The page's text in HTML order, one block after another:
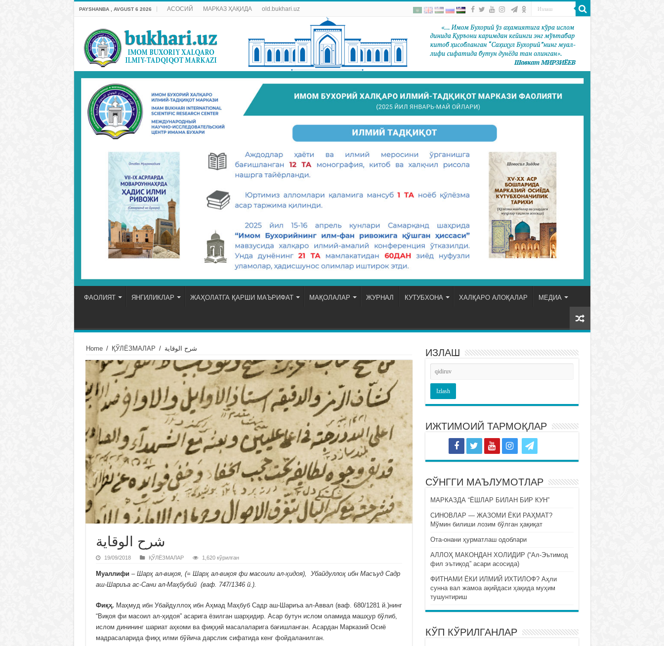
PAYSHANBA , AVGUST 6 2026 АСОСИЙ МАРКАЗ ҲАҚИДА old.bukhari.uz
ФАОЛИЯТ ЯНГИЛИКЛАР ЖАҲОЛАТГА ҚАРШИ МАЪРИФАТ МАҚОЛАЛАР ЖУРНАЛ КУТУБХОНА ХАЛҚАРО АЛОҚАЛАР МЕДИА
Home / ҚЎЛЁЗМАЛАР / شرح الوقاية
شرح الوقاية
19/09/2018 ҚЎЛЁЗМАЛАР 1,620 кўрилган
Муаллифи – Шарҳ ал-виқоя, (= Шарҳ ал-виқоя фи масоили ал-ҳидоя), Убайдуллоҳ ибн Масъуд Садр
аш-Шариъа ас-Сани ал-Маҳбубий (ваф. 747/1346 й.).
Фиқҳ. Маҳмуд ибн Убайдуллоҳ ибн Аҳмад Маҳбуб Садр аш-Шариъа ал-Аввал (ваф. 680/1281 й.)нинг
“Виқоя фи масоил ал-ҳидоя” асарига ёзилган шарҳидир. Асар бутун ислом оламида машҳур бўлиб,
ислом динининг шариат аҳкоми ва фиқҳий масалаларига бағишланган. Асардан Марказий Осиё
мадрасаларида фиқҳ илми бўйича дарслик сифатида кенг фойдаланилган.
ИЗЛАШ
ИЖТИМОИЙ ТАРМОҚЛАР
СЎНГГИ МАЪЛУМОТЛАР
МАРКАЗДА “ЁШЛАР БИЛАН БИР КУН”
СИНОВЛАР — ЖАЗОМИ ЁКИ РАҲМАТ?
Мўмин билиши лозим бўлган ҳақиқат
Ота-онани ҳурматлаш одоблари
АЛЛОҲ МАКОНДАН ХОЛИДИР (“Ал-Эътимод
фил эътиқод” асари асосида)
ФИТНАМИ ЁКИ ИЛМИЙ ИХТИЛОФ? Аҳли
сунна вал жамоа ақийдаси ҳақида муҳим
тушунтириш
КЎП КЎРИЛГАНЛАР